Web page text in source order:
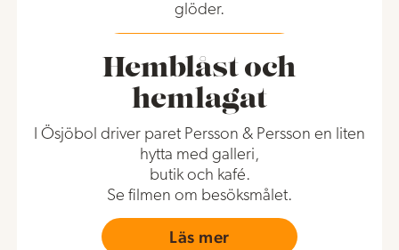
glöder.
Läs mer
Hemblåst och
hemlagat
I Ösjöbol driver paret Persson & Persson en liten
hytta med galleri,
butik och kafé.
Se filmen om besöksmålet.
Läs mer